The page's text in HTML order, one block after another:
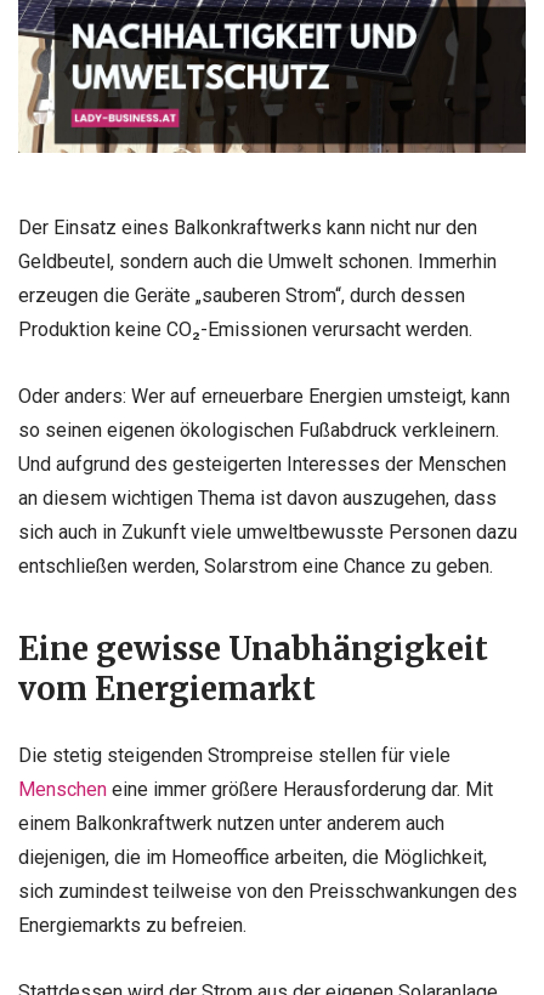
Der Einsatz eines Balkonkraftwerks kann nicht nur den
Geldbeutel, sondern auch die Umwelt schonen. Immerhin
erzeugen die Geräte „sauberen Strom“, durch dessen
Produktion keine CO₂-Emissionen verursacht werden.
Oder anders: Wer auf erneuerbare Energien umsteigt, kann
so seinen eigenen ökologischen Fußabdruck verkleinern.
Und aufgrund des gesteigerten Interesses der Menschen
an diesem wichtigen Thema ist davon auszugehen, dass
sich auch in Zukunft viele umweltbewusste Personen dazu
entschließen werden, Solarstrom eine Chance zu geben.
Eine gewisse Unabhängigkeit
vom Energiemarkt
Die stetig steigenden Strompreise stellen für viele
Menschen eine immer größere Herausforderung dar. Mit
einem Balkonkraftwerk nutzen unter anderem auch
diejenigen, die im Homeoffice arbeiten, die Möglichkeit,
sich zumindest teilweise von den Preisschwankungen des
Energiemarkts zu befreien.